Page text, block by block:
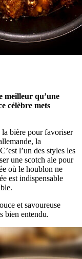
meilleur qu’une
célèbre mets
la bière pour favoriser
la
l’un des styles les
une scotch ale pour
où le houblon ne
est indispensable
et savoureuse
bien entendu.